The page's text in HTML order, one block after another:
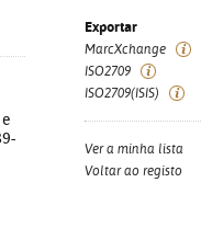
Exportar
MarcXchange
ISO2709
ISO2709(ISIS)
Ver a minha lista
Voltar ao registo